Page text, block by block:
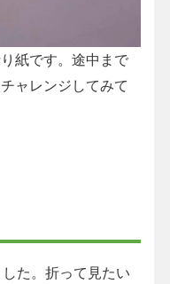
紙です。途中まで
ャレンジしてみて
た。折って見たい